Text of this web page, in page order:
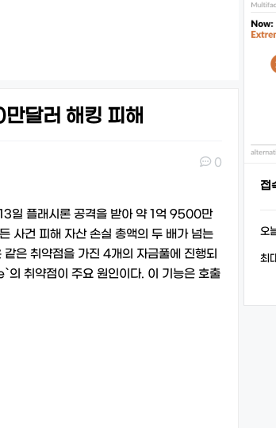
달러 해킹 피해
0
일 플래시론 공격을 받아 약 1억 9500만
사건 피해 자산 손실 총액의 두 배가 넘는
은 취약점을 가진 4개의 자금풀에 진행되
취약점이 주요 원인이다. 이 기능은 호출
접
오
최